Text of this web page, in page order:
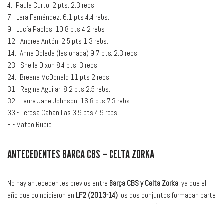
4.- Paula Curto. 2 pts. 2.3 rebs.
7.- Lara Fernández. 6.1 pts 4.4 rebs.
9.- Lucía Pablos. 10.8 pts 4.2 rebs
12.- Andrea Antón. 2.5 pts 1.3 rebs.
14.- Anna Boleda (lesionada) 9.7 pts. 2.3 rebs.
23.- Sheila Dixon 8.4 pts. 3 rebs.
24.- Breana McDonald 11 pts 2 rebs.
31.- Regina Aguilar. 8.2 pts 2.5 rebs.
32.- Laura Jane Johnson. 16.8 pts 7.3 rebs.
33.- Teresa Cabanillas 3.9 pts 4.9 rebs.
E.- Mateo Rubio
ANTECEDENTES BARCA CBS – CELTA ZORKA
No hay antecedentes previos entre Barça CBS y Celta Zorka, ya que el
año que coincidieron en LF2 (2013-14) los dos conjuntos formaban parte